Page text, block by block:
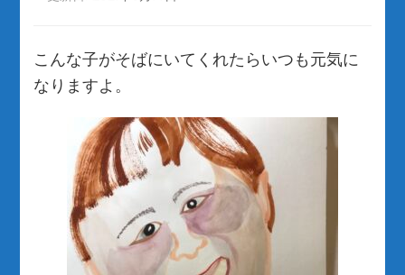
こんな子がそばにいてくれたらいつも元気に
なりますよ。